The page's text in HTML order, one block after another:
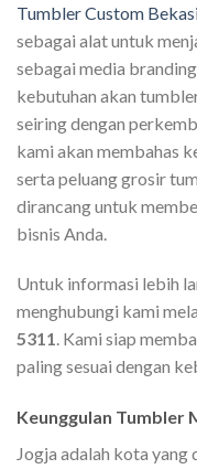
Tumbler Custom
sebagai alat untuk
sebagai media
kebutuhan akan
seiring dengan
kami akan membahas
serta peluang grosir
dirancang untuk
bisnis Anda.
Untuk informasi lebih
menghubungi kami
5311. Kami siap
paling sesuai dengan
Keunggulan Tumbler
Jogja adalah kota